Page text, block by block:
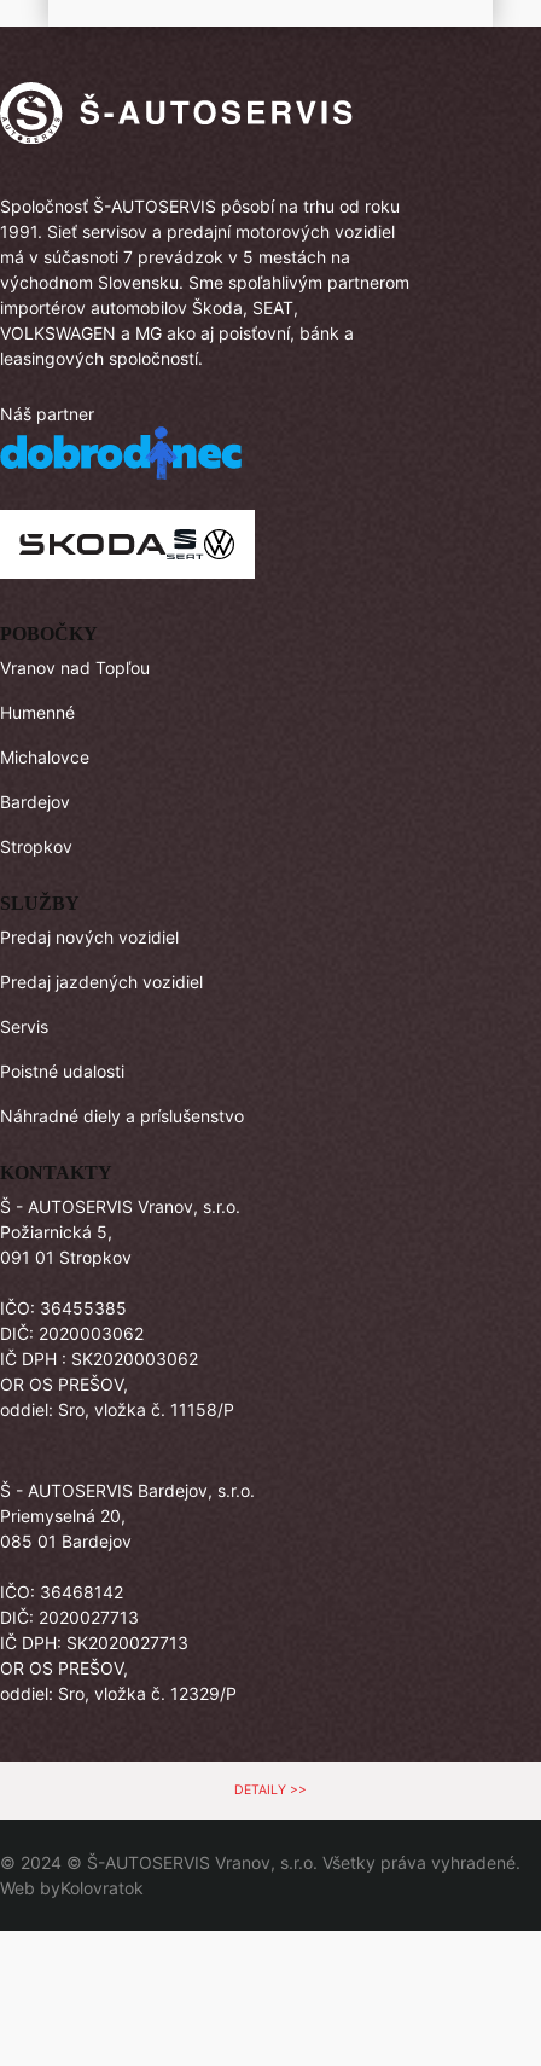
Spoločnosť Š-AUTOSERVIS pôsobí na trhu od roku
1991. Sieť servisov a predajní motorových vozidiel
má v súčasnoti 7 prevádzok v 5 mestách na
východnom Slovensku. Sme spoľahlivým partnerom
importérov automobilov Škoda, SEAT,
VOLKSWAGEN a MG ako aj poisťovní, bánk a
leasingových spoločností.
Náš partner
POBOČKY
Vranov nad Topľou
Humenné
Michalovce
Bardejov
Stropkov
SLUŽBY
Predaj nových vozidiel
Predaj jazdených vozidiel
Servis
Poistné udalosti
Náhradné diely a príslušenstvo
KONTAKTY
Š - AUTOSERVIS Vranov, s.r.o.
Požiarnická 5,
091 01 Stropkov
IČO: 36455385
DIČ: 2020003062
IČ DPH : SK2020003062
OR OS PREŠOV,
oddiel: Sro, vložka č. 11158/P
Š - AUTOSERVIS Bardejov, s.r.o.
Priemyselná 20,
085 01 Bardejov
IČO: 36468142
DIČ: 2020027713
IČ DPH: SK2020027713
OR OS PREŠOV,
oddiel: Sro, vložka č. 12329/P
DETAILY >>
© 2024 © Š-AUTOSERVIS Vranov, s.r.o. Všetky práva vyhradené.
Web byKolovratok